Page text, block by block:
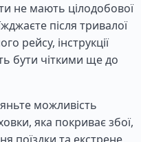
не мають цілодобової
після тривалої
рейсу, інструкції
бути чіткими ще до
можливість
яка покриває збої,